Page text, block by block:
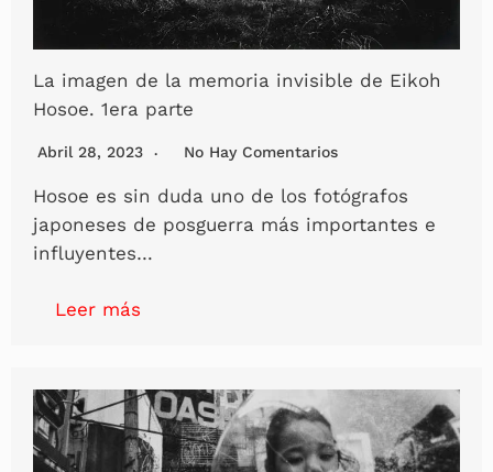
La imagen de la memoria invisible de Eikoh
Hosoe. 1era parte
Abril 28, 2023 No Hay Comentarios
Hosoe es sin duda uno de los fotógrafos
japoneses de posguerra más importantes e
influyentes…
Leer más